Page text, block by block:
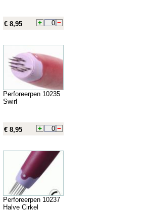
€ 8,95
Perforeerpen 10235
Swirl
€ 8,95
Perforeerpen 10237
Halve Cirkel